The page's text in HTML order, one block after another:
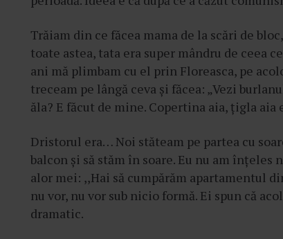
Trăiam din ce făcea mama de la scări de
toate astea, tata era super mândru de ceea
ani mă plimbam cu el prin Floreasca, pe
treceam pe lângă ceva și făcea: „Vezi
ăla? E făcut de mine. Copertina aia, țigla aia
Dristorul era… Noi stăteam pe partea cu
balcon și să stăm în soare. Eu nu am
alor mei: ,,Hai să cumpărăm apartamentul
nu vor, nu vor sub nicio formă. Ei spun că
dramatic.